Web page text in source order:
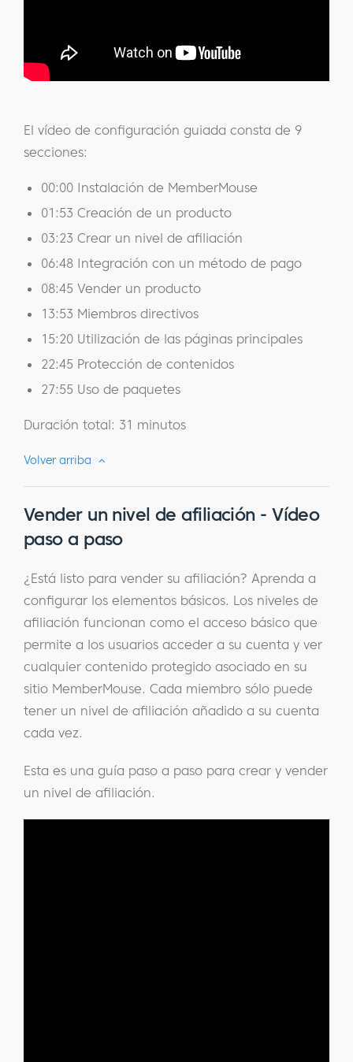
El vídeo de configuración guiada consta de 9
secciones:
00:00 Instalación de MemberMouse
01:53 Creación de un producto
03:23 Crear un nivel de afiliación
06:48 Integración con un método de pago
08:45 Vender un producto
13:53 Miembros directivos
15:20 Utilización de las páginas principales
22:45 Protección de contenidos
27:55 Uso de paquetes
Duración total: 31 minutos
Volver arriba
Vender un nivel de afiliación - Vídeo
paso a paso
¿Está listo para vender su afiliación? Aprenda a
configurar los elementos básicos. Los niveles de
afiliación funcionan como el acceso básico que
permite a los usuarios acceder a su cuenta y ver
cualquier contenido protegido asociado en su
sitio MemberMouse. Cada miembro sólo puede
tener un nivel de afiliación añadido a su cuenta
cada vez.
Esta es una guía paso a paso para crear y vender
un nivel de afiliación.